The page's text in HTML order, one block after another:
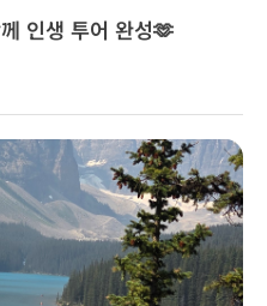
인생 투어 완성🫶